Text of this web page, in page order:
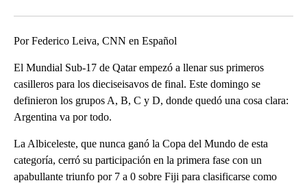
Por Federico Leiva, CNN en Español
El Mundial Sub-17 de Qatar empezó a llenar sus primeros
casilleros para los dieciseisavos de final. Este domingo se
definieron los grupos A, B, C y D, donde quedó una cosa clara:
Argentina va por todo.
La Albiceleste, que nunca ganó la Copa del Mundo de esta
categoría, cerró su participación en la primera fase con un
apabullante triunfo por 7 a 0 sobre Fiji para clasificarse como